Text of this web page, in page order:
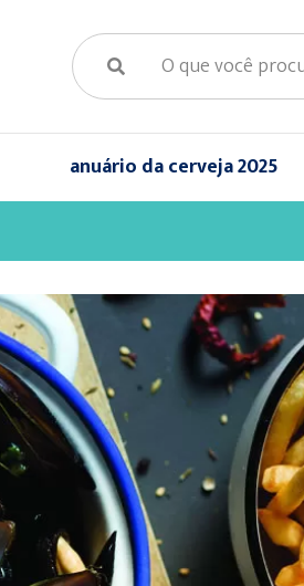
anuário da cerveja 2025